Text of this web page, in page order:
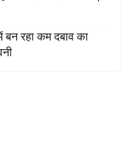
बन रहा कम दबाव का